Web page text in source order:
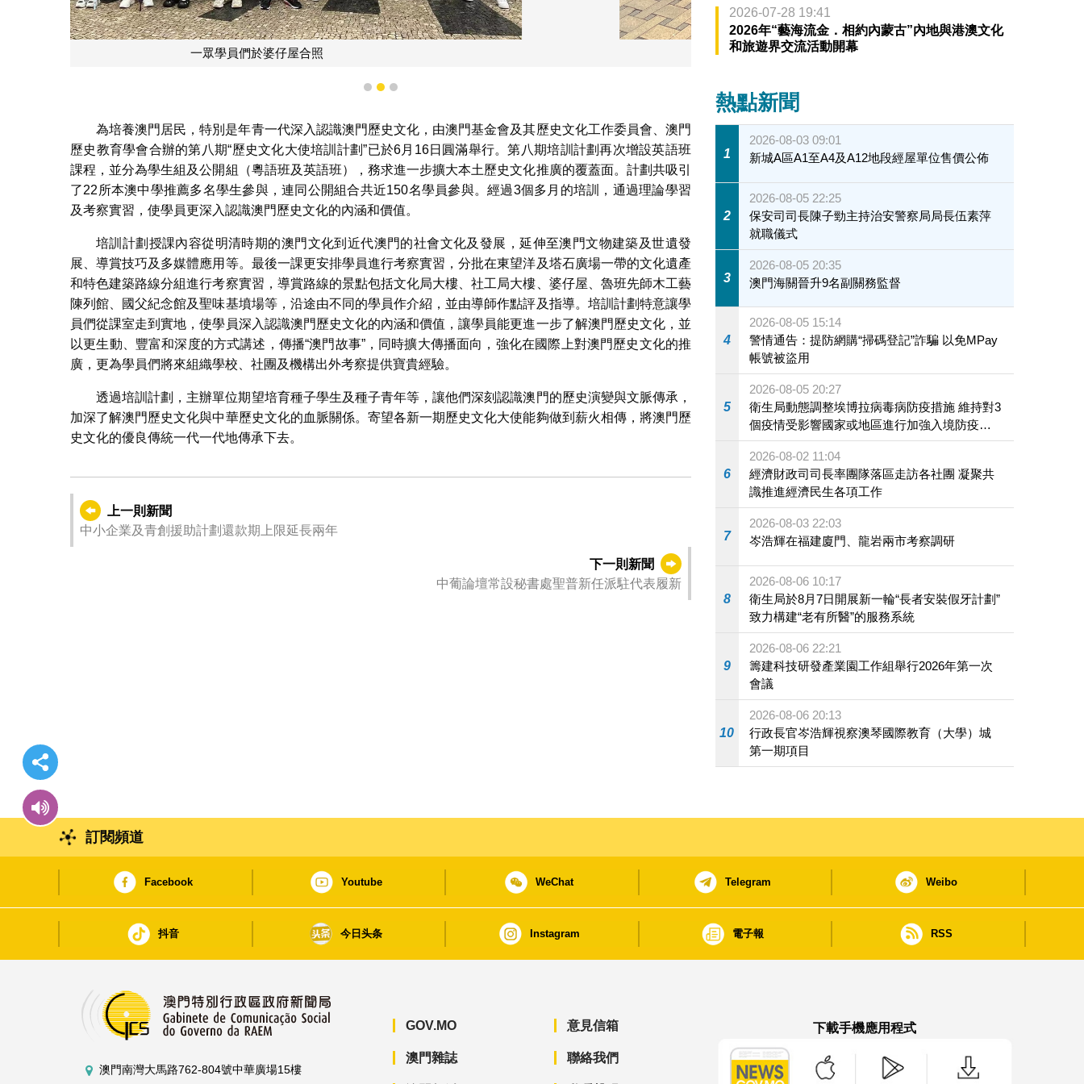
學員們介紹雀仔園一帶的歷史
1 2 3
為培養澳門居民，特別是年青一代深入認識澳門歷史文化，由澳門基金會及其歷史文化工作委員會、澳門
歷史教育學會合辦的第八期“歷史文化大使培訓計劃”已於6月16日圓滿舉行。第八期培訓計劃再次增設英語班
課程，並分為學生組及公開組（粵語班及英語班），務求進一步擴大本土歷史文化推廣的覆蓋面。計劃共吸引
了22所本澳中學推薦多名學生參與，連同公開組合共近150名學員參與。經過3個多月的培訓，通過理論學習
及考察實習，使學員更深入認識澳門歷史文化的內涵和價值。
培訓計劃授課內容從明清時期的澳門文化到近代澳門的社會文化及發展，延伸至澳門文物建築及世遺發
展、導賞技巧及多媒體應用等。最後一課更安排學員進行考察實習，分批在東望洋及塔石廣場一帶的文化遺產
和特色建築路線分組進行考察實習，導賞路線的景點包括文化局大樓、社工局大樓、婆仔屋、魯班先師木工藝
陳列館、國父紀念館及聖味基墳場等，沿途由不同的學員作介紹，並由導師作點評及指導。培訓計劃特意讓學
員們從課室走到實地，使學員深入認識澳門歷史文化的內涵和價值，讓學員能更進一步了解澳門歷史文化，並
以更生動、豐富和深度的方式講述，傳播“澳門故事”，同時擴大傳播面向，強化在國際上對澳門歷史文化的推
廣，更為學員們將來組織學校、社團及機構出外考察提供寶貴經驗。
透過培訓計劃，主辦單位期望培育種子學生及種子青年等，讓他們深刻認識澳門的歷史演變與文脈傳承，
加深了解澳門歷史文化與中華歷史文化的血脈關係。寄望各新一期歷史文化大使能夠做到薪火相傳，將澳門歷
史文化的優良傳統一代一代地傳承下去。
上一則新聞
中小企業及青創援助計劃還款期上限延長兩年
下一則新聞
中葡論壇常設秘書處聖普新任派駐代表履新
2026-07-28 19:41
2026年“藝海流金．相約內蒙古”內地與港澳文化
和旅遊界交流活動開幕
熱點新聞
1
2026-08-03 09:01
新城A區A1至A4及A12地段經屋單位售價公佈
2
2026-08-05 22:25
保安司司長陳子勁主持治安警察局局長伍素萍
就職儀式
3
2026-08-05 20:35
澳門海關晉升9名副關務監督
4
2026-08-05 15:14
警情通告：提防網購“掃碼登記”詐騙 以免MPay
帳號被盜用
5
2026-08-05 20:27
衛生局動態調整埃博拉病毒病防疫措施 維持對3
個疫情受影響國家或地區進行加強入境防疫措
施
6
2026-08-02 11:04
經濟財政司司長率團隊落區走訪各社團 凝聚共
識推進經濟民生各項工作
7
2026-08-03 22:03
岑浩輝在福建廈門、龍岩兩市考察調研
8
2026-08-06 10:17
衛生局於8月7日開展新一輪“長者安裝假牙計劃”
致力構建“老有所醫”的服務系統
9
2026-08-06 22:21
籌建科技研發產業園工作組舉行2026年第一次
會議
10
2026-08-06 20:13
行政長官岑浩輝視察澳琴國際教育（大學）城
第一期項目
訂閱頻道
Facebook Youtube WeChat Telegram Weibo
抖音 今日头条 Instagram 電子報 RSS
澳門南灣大馬路762-804號中華廣場15樓
GOV.MO
澳門雜誌
意見信箱
聯絡我們
下載手機應用程式